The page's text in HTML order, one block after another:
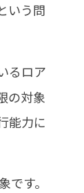
いう問
るロア
の対象
能力に
す。